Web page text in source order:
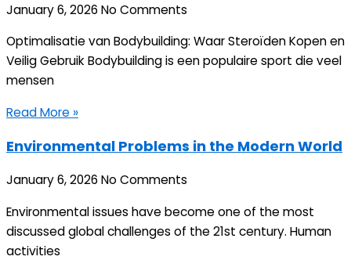
January 6, 2026 No Comments
Optimalisatie van Bodybuilding: Waar Steroïden Kopen en
Veilig Gebruik Bodybuilding is een populaire sport die veel
mensen
Read More »
Environmental Problems in the Modern World
January 6, 2026 No Comments
Environmental issues have become one of the most
discussed global challenges of the 21st century. Human
activities